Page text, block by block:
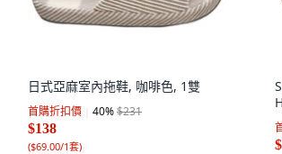
日式亞麻室內拖鞋, 咖啡色, 1雙
首購折扣價 40%$231
$138
($69.00/1套)